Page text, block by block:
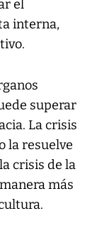
el
interna,
superar
La crisis
la resuelve
crisis de la
más